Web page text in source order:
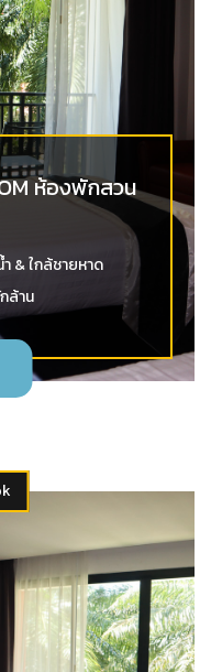
ห้องพักสวน
& ใกล้ชายหาด
ล้าน